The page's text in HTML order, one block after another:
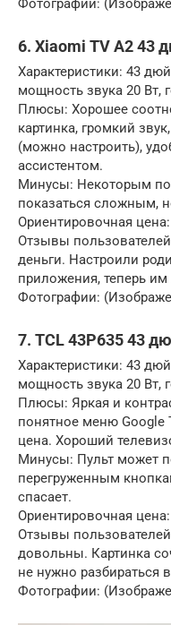
6. Xiaomi TV A2 43
Характеристики: 43
мощность звука 20 Вт,
Плюсы: Хорошее
картинка, громкий
(можно настроить),
ассистентом.
Минусы: Некоторым
показаться сложным,
Ориентировочная
Отзывы
деньги. Настроили
приложения, теперь
Фотографии:
7. TCL 43P635 43
Характеристики: 43
мощность звука 20 Вт,
Плюсы: Яркая и
понятное меню Google
цена. Хороший
Минусы: Пульт может
перегруженным
спасает.
Ориентировочная
Отзывы
довольны. Картинка
не нужно разбираться
Фотографии: